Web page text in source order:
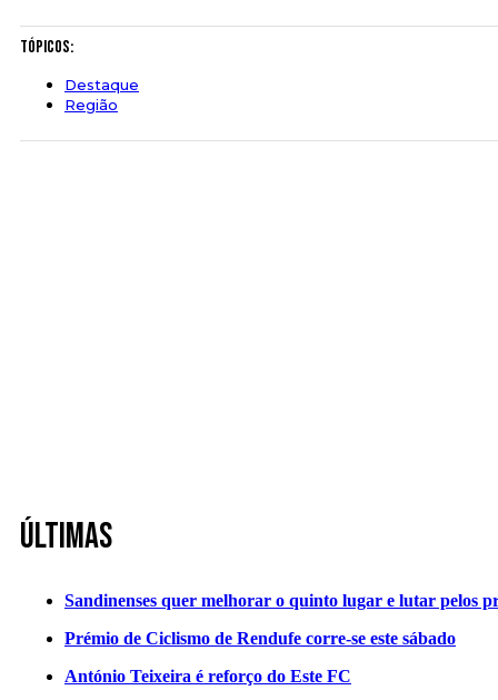
Tópicos:
Destaque
Região
Últimas
Sandinenses quer melhorar o quinto lugar e lutar pelos
Prémio de Ciclismo de Rendufe corre-se este sábado
António Teixeira é reforço do Este FC